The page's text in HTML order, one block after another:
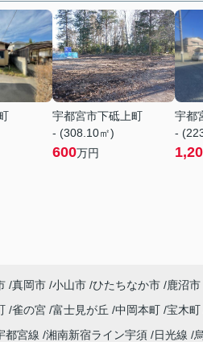
宇都宮市下砥上町
- (308.10㎡)
600万円
宇都
-
真岡市 小山市 ひたちなか市
鹿沼市
雀の宮 富士見が丘 中岡本町 宝木町
都宮線 湘南新宿ライン宇須 日光線